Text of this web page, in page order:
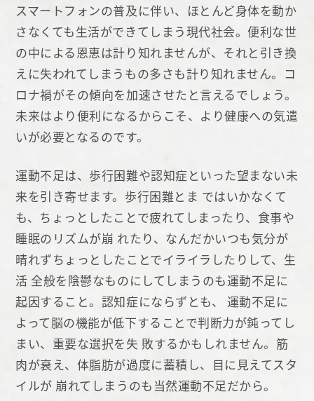
スマートフォンの普及に伴い、ほとんど身体を動か
さなくても生活ができてしまう現代社会。便利な世
の中による恩恵は計り知れませんが、それと引き換
えに失われてしまうもの多さも計り知れません。コ
ロナ禍がその傾向を加速させたと言えるでしょう。
未来はより便利になるからこそ、より健康への気遣
いが必要となるのです。
運動不足は、歩行困難や認知症といった望まない未
来を引き寄せます。歩行困難とま ではいかなくて
も、ちょっとしたことで疲れてしまったり、食事や
睡眠のリズムが崩 れたり、なんだかいつも気分が
晴れずちょっとしたことでイライラしたりして、生
活 全般を陰鬱なものにしてしまうのも運動不足に
起因すること。認知症にならずとも、 運動不足に
よって脳の機能が低下することで判断力が鈍ってし
まい、重要な選択を失 敗するかもしれません。筋
肉が衰え、体脂肪が過度に蓄積し、目に見えてスタ
イルが 崩れてしまうのも当然運動不足だから。